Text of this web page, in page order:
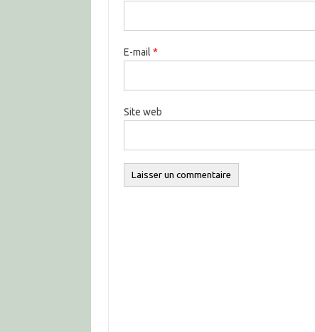
E-mail *
Site web